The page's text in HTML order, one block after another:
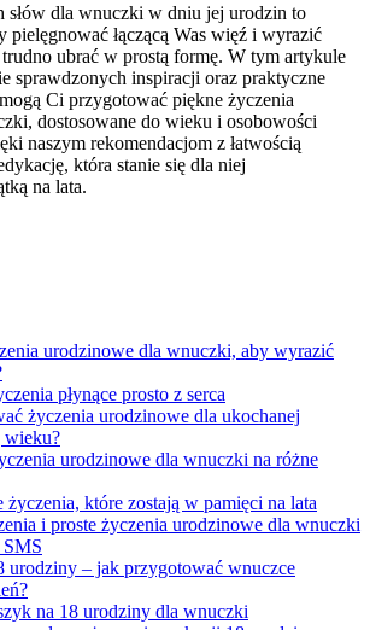
słów dla wnuczki w dniu jej urodzin to
łączącą Was więź i wyrazić
ubrać w prostą formę. W tym artykule
sprawdzonych inspiracji oraz praktyczne
Ci przygotować piękne życzenia
dostosowane do wieku i osobowości
naszym rekomendacjom z łatwością
która stanie się dla niej
na lata.
urodzinowe dla wnuczki, aby wyrazić
płynące prosto z serca
życzenia urodzinowe dla ukochanej
wieku?
urodzinowe dla wnuczki na różne
życzenia, które zostają w pamięci na lata
i proste życzenia urodzinowe dla wnuczki
SMS
urodziny – jak przygotować wnuczce
na 18 urodziny dla wnuczki